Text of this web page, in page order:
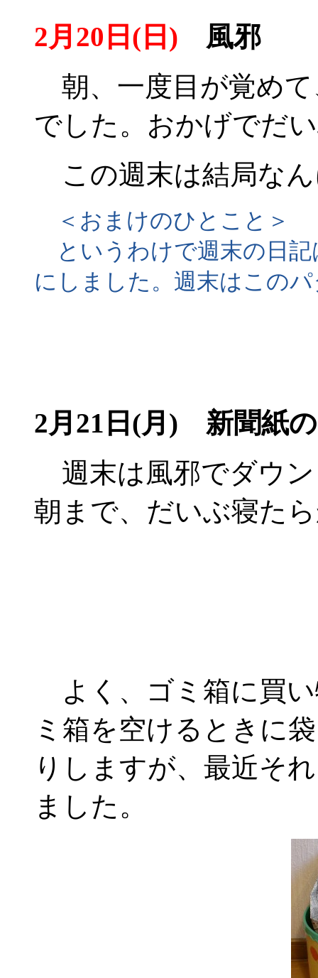
2月20日(日) 風邪
朝、一度目が覚めて
でした。おかげでだ
この週末は結局な
＜おまけのひとこと＞
というわけで週末の日記
にしました。週末はこの
2月21日(月) 新聞紙
週末は風邪でダウ
朝まで、だいぶ寝た
よく、ゴミ箱に買
ミ箱を空けるときに
りしますが、最近そ
ました。